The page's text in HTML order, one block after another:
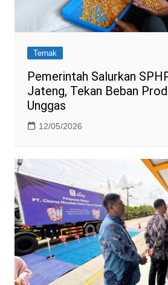
Ternak
Pemerintah Salurkan
Jateng, Tekan Beban
Unggas
12/05/2026